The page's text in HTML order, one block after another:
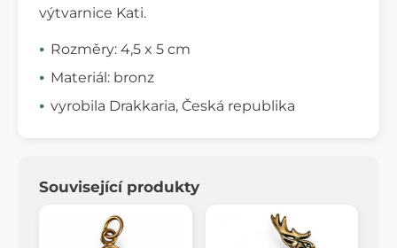
výtvarnice Kati.
Rozměry: 4,5 x 5 cm
Materiál: bronz
vyrobila Drakkaria, Česká republika
Související produkty